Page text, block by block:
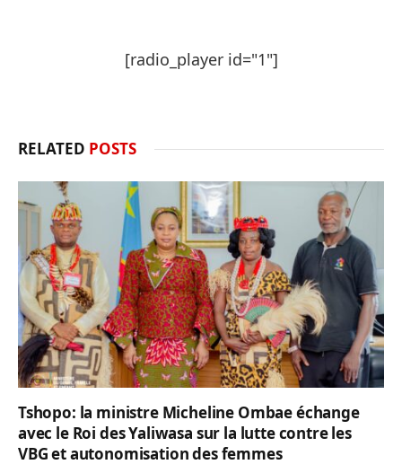
[radio_player id="1"]
RELATED POSTS
Tshopo: la ministre Micheline Ombae échange
avec le Roi des Yaliwasa sur la lutte contre les
VBG et autonomisation des femmes